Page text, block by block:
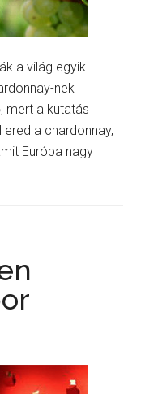
a világ egyik
nek
mert a kutatás
a chardonnay,
Európa nagy